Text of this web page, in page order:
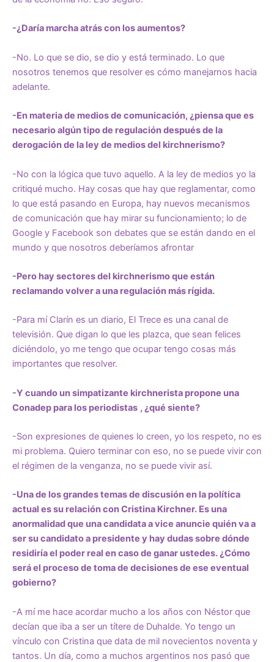
-¿Daría marcha atrás con los aumentos?
-No. Lo que se dio, se dio y está terminado. Lo que
nosotros tenemos que resolver es cómo manejarnos hacia
adelante.
-En materia de medios de comunicación, ¿piensa que es
necesario algún tipo de regulación después de la
derogación de la ley de medios del kirchnerismo?
-No con la lógica que tuvo aquello. A la ley de medios yo la
critiqué mucho. Hay cosas que hay que reglamentar, como
lo que está pasando en Europa, hay nuevos mecanismos
de comunicación que hay mirar su funcionamiento; lo de
Google y Facebook son debates que se están dando en el
mundo y que nosotros deberíamos afrontar
-Pero hay sectores del kirchnerismo que están
reclamando volver a una regulación más rígida.
-Para mí Clarín es un diario, El Trece es una canal de
televisión. Que digan lo que les plazca, que sean felices
diciéndolo, yo me tengo que ocupar tengo cosas más
importantes que resolver.
-Y cuando un simpatizante kirchnerista propone una
Conadep para los periodistas , ¿qué siente?
-Son expresiones de quienes lo creen, yo los respeto, no es
mi problema. Quiero terminar con eso, no se puede vivir con
el régimen de la venganza, no se puede vivir así.
-Una de los grandes temas de discusión en la política
actual es su relación con Cristina Kirchner. Es una
anormalidad que una candidata a vice anuncie quién va a
ser su candidato a presidente y hay dudas sobre dónde
residiría el poder real en caso de ganar ustedes. ¿Cómo
será el proceso de toma de decisiones de ese eventual
gobierno?
-A mí me hace acordar mucho a los años con Néstor que
decían que iba a ser un títere de Duhalde. Yo tengo un
vínculo con Cristina que data de mil novecientos noventa y
tantos. Un día, como a muchos argentinos nos pasó que